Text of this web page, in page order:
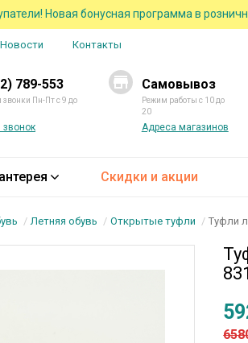
Новая бонусная программа в
Новости Контакты
789-553
Пн-Пт с 9 до
Самовывоз
Режим работы с 10 до
20
Адреса магазинов
Скидки и акции
Летняя обувь Открытые туфли Туфли